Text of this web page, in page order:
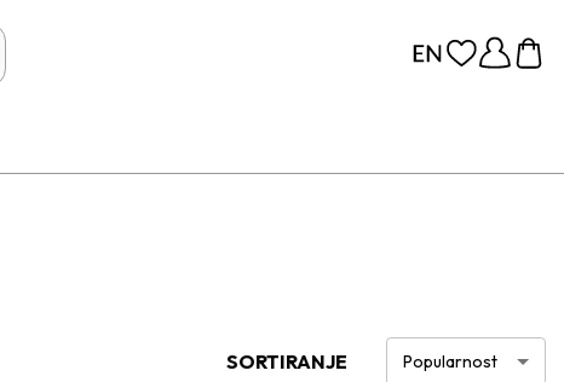
SORTIRANJE Popularnost